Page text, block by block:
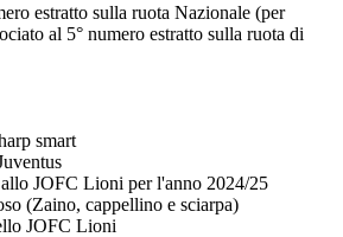
estratto sulla ruota Nazionale (per
al 5° numero estratto sulla ruota di
smart
JOFC Lioni per l'anno 2024/25
(Zaino, cappellino e sciarpa)
JOFC Lioni